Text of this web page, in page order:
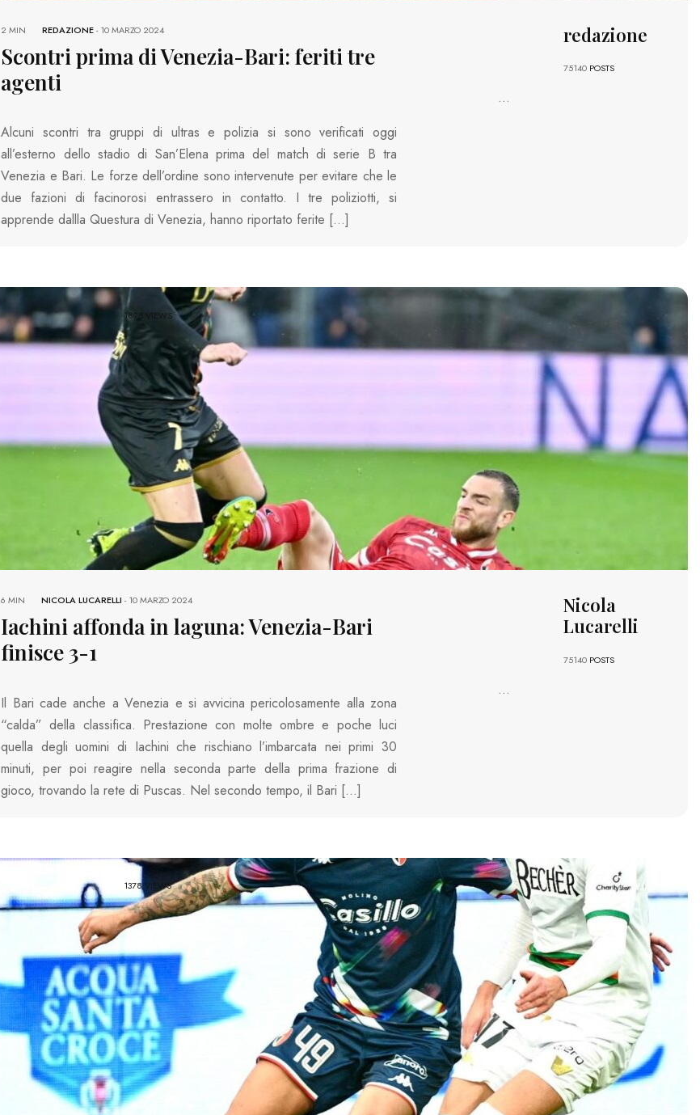
REDAZIONE-10 MARZO 2024
2 MIN
Scontri prima di Venezia-Bari: feriti tre
agenti
Alcuni scontri tra gruppi di ultras e polizia si sono verificati oggi
all’esterno dello stadio di San’Elena prima del match di serie B tra
Venezia e Bari. Le forze dell’ordine sono intervenute per evitare che le
due fazioni di facinorosi entrassero in contatto. I tre poliziotti, si
apprende dallla Questura di Venezia, hanno riportato ferite […]
redazione
75140 POSTS
...
1895 VIEWS
NICOLA LUCARELLI -10 MARZO 2024
6 MIN
Iachini affonda in laguna: Venezia-Bari
finisce 3-1
Il Bari cade anche a Venezia e si avvicina pericolosamente alla zona
“calda” della classifica. Prestazione con molte ombre e poche luci
quella degli uomini di Iachini che rischiano l’imbarcata nei primi 30
minuti, per poi reagire nella seconda parte della prima frazione di
gioco, trovando la rete di Puscas. Nel secondo tempo, il Bari […]
Nicola
Lucarelli
75140 POSTS
...
1378 VIEWS